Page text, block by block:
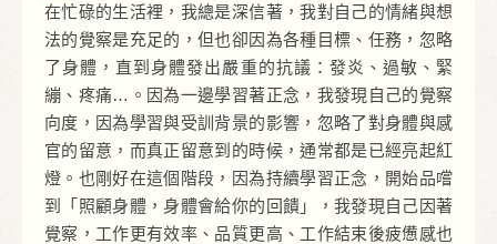
在忙碌的生活裡，我總是深信著，我對自己的情緒與想
法的覺察是充足的，但也卻因為各種目標、任務，忽略
了身體，直到身體發出嚴重的抗議：發炎、過敏、緊
繃、疼痛…。因為一邊學習著正念，我發現自己的覺察
向度，因為學習與受訓背景的影響，忽略了對身體與感
官的留意，而真正留意到的時候，通常都是已經亮起紅
燈。也剛好在這個階段，因為持續學習正念，開始品嚐
到「照顧身體，身體會給你的回饋」，我發現自己因著
覺察，工作更有效率、品質更高、工作結束後疲憊感也